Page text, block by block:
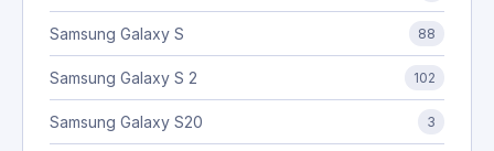
Samsung Galaxy S 88
Samsung Galaxy S 2 102
Samsung Galaxy S20 3